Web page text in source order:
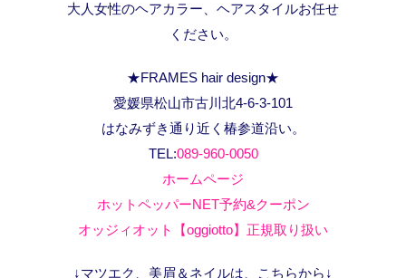
大人女性のヘアカラー、ヘアスタイルお任せ
ください。
★FRAMES hair design★
愛媛県松山市古川北4-6-3-101
はなみずき通り近く椿参道沿い。
TEL:089-960-0050
ホームページ
ホットペッパーNET予約&クーポン
オッジィオット【oggiotto】正規取り扱い
↓マツエク、美眉＆ネイルは、こちらから↓